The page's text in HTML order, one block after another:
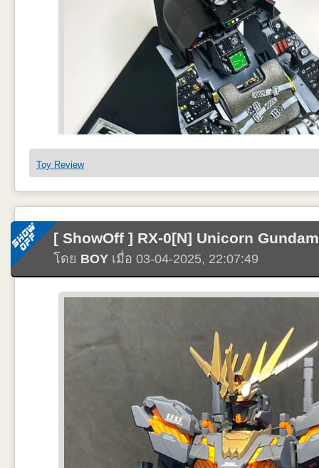
Nose Landing Gear ไม่เหมือนรูปอ้างอิง ผมพยามทำให้ดีที่สุด แต้มสีด้ว
Main Gear ใบต่อดูยากมาก ต้องเทียบกับรูปทางเนท ซึ่งไม่ตรงเลย เอาพอ
ตามรูปอ้างอิง และความช่วยเหลือจากเพื่อนๆในเพจ
Toy Review
[ ShowOff ] RX-0[N] Unicorn
โดย BOY เมื่อ 03-04-2025, 22:07:49